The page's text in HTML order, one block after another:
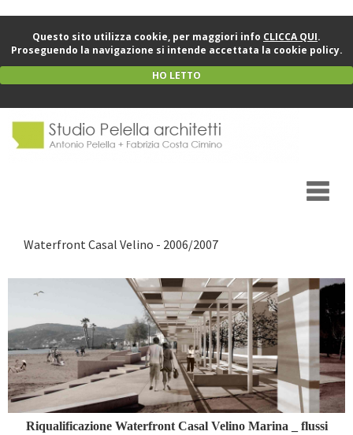
Questo sito utilizza cookie, per maggiori info CLICCA QUI.
Proseguendo la navigazione si intende accettata la cookie policy.
HO LETTO
Waterfront Casal Velino - 2006/2007
Riqualificazione Waterfront Casal Velino Marina _ flussi